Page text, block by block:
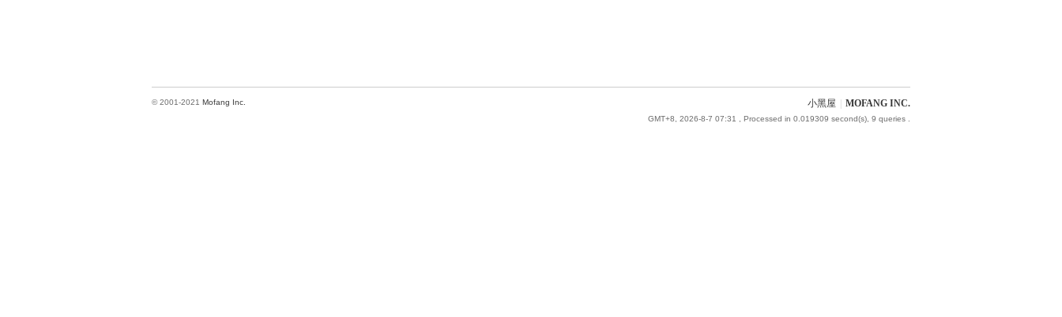
小黑屋 MOFANG INC.
GMT+8, 2026-8-7 07:31 , Processed in 0.019309 second(s), 9 queries .
© 2001-2021 Mofang Inc.